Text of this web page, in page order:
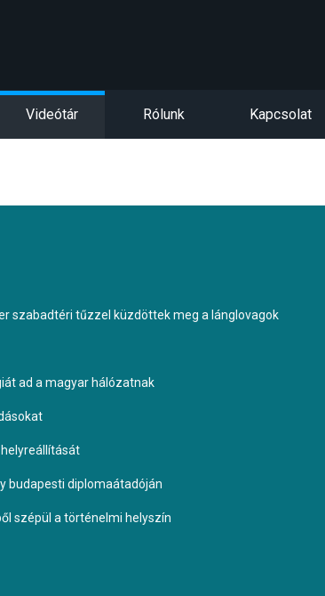
Videótár Rólunk Kapcsolat
szabadtéri tűzzel küzdöttek meg a lánglovagok
ad a magyar hálózatnak
budapesti diplomaátadóján
szépül a történelmi helyszín